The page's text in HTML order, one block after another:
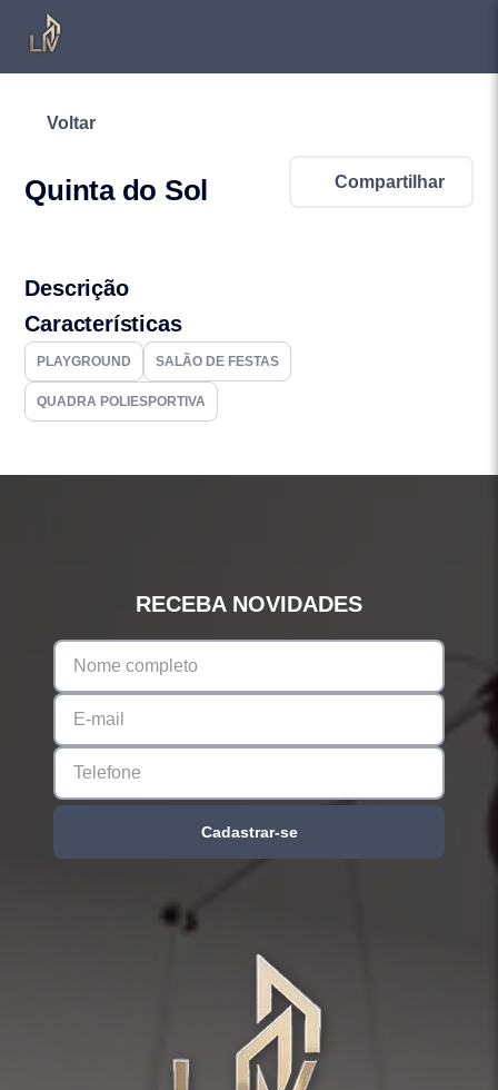
Voltar
Quinta do Sol Compartilhar
Descrição
Características
PLAYGROUND SALÃO DE FESTAS
QUADRA POLIESPORTIVA
RECEBA NOVIDADES
Cadastrar-se